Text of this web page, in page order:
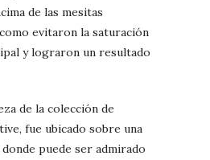
de las mesitas
evitaron la saturación
y lograron un resultado
de la colección de
fue ubicado sobre una
donde puede ser admirado